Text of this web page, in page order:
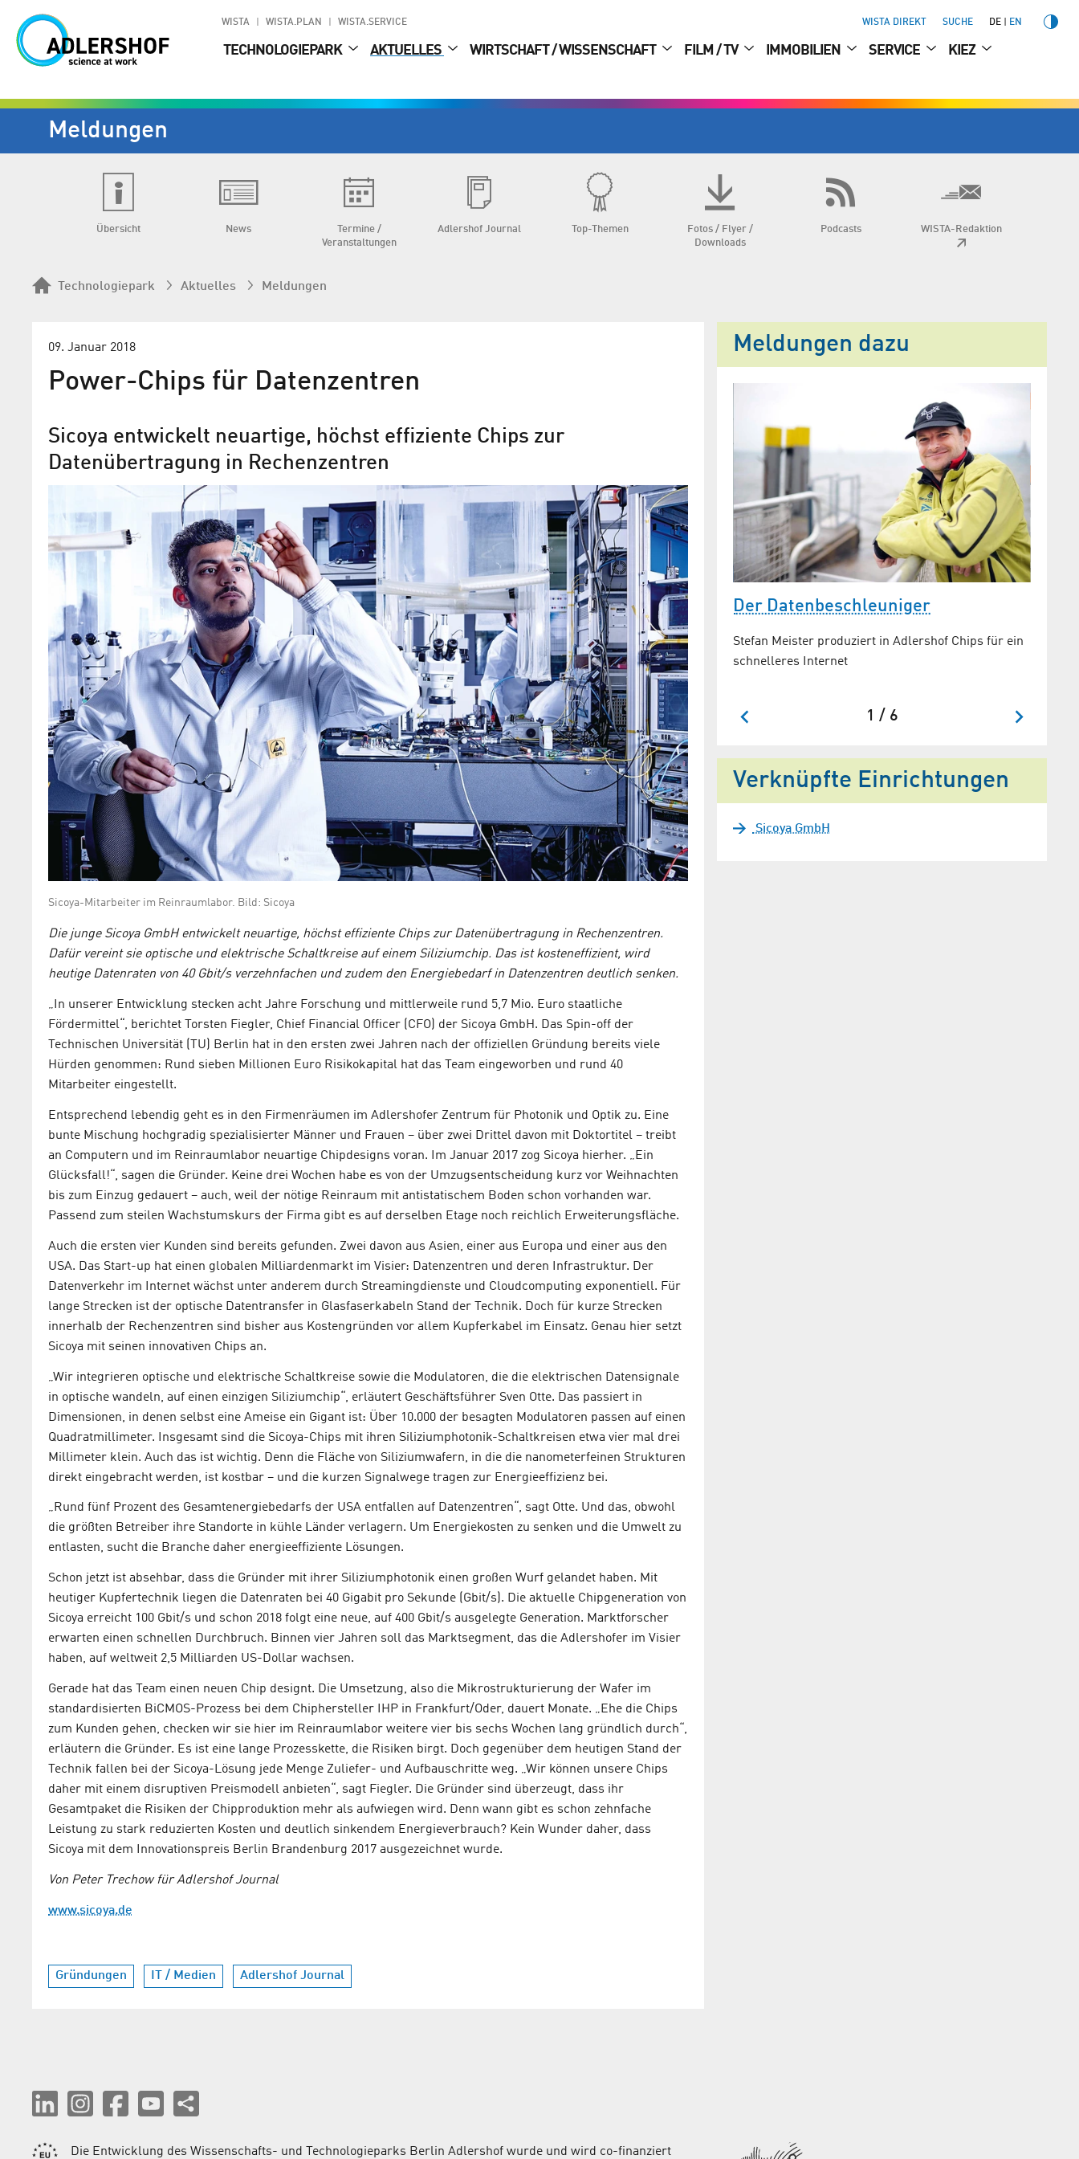
WISTA WISTA.PLAN WISTA.SERVICE WISTA DIREKT SUCHE DE EN
TECHNOLOGIEPARK AKTUELLES WIRTSCHAFT / WISSENSCHAFT FILM / TV IMMOBILIEN SERVICE KIEZ
Meldungen
Übersicht News
Termine /
Veranstaltungen
Adlershof Journal Top-Themen
Fotos / Flyer /
Downloads
Podcasts WISTA-Redaktion
Technologiepark Aktuelles Meldungen
09. Januar 2018
Power-Chips für Datenzentren
Sicoya entwickelt neuartige, höchst effiziente Chips zur
Datenübertragung in Rechenzentren
Sicoya-Mitarbeiter im Reinraumlabor. Bild: Sicoya
Die junge Sicoya GmbH entwickelt neuartige, höchst effiziente Chips zur Datenübertragung in Rechenzentren.
Dafür vereint sie optische und elektrische Schaltkreise auf einem Siliziumchip. Das ist kosteneffizient, wird
heutige Datenraten von 40 Gbit/s verzehnfachen und zudem den Energiebedarf in Datenzentren deutlich senken.
„In unserer Entwicklung stecken acht Jahre Forschung und mittlerweile rund 5,7 Mio. Euro staatliche
Fördermittel“, berichtet Torsten Fiegler, Chief Financial Officer (CFO) der Sicoya GmbH. Das Spin-off der
Technischen Universität (TU) Berlin hat in den ersten zwei Jahren nach der offiziellen Gründung bereits viele
Hürden genommen: Rund sieben Millionen Euro Risikokapital hat das Team eingeworben und rund 40
Mitarbeiter eingestellt.
Entsprechend lebendig geht es in den Firmenräumen im Adlershofer Zentrum für Photonik und Optik zu. Eine
bunte Mischung hochgradig spezialisierter Männer und Frauen – über zwei Drittel davon mit Doktortitel – treibt
an Computern und im Reinraumlabor neuartige Chipdesigns voran. Im Januar 2017 zog Sicoya hierher. „Ein
Glücksfall!“, sagen die Gründer. Keine drei Wochen habe es von der Umzugsentscheidung kurz vor Weihnachten
bis zum Einzug gedauert – auch, weil der nötige Reinraum mit antistatischem Boden schon vorhanden war.
Passend zum steilen Wachstumskurs der Firma gibt es auf derselben Etage noch reichlich Erweiterungsfläche.
Auch die ersten vier Kunden sind bereits gefunden. Zwei davon aus Asien, einer aus Europa und einer aus den
USA. Das Start-up hat einen globalen Milliardenmarkt im Visier: Datenzentren und deren Infrastruktur. Der
Datenverkehr im Internet wächst unter anderem durch Streamingdienste und Cloudcomputing exponentiell. Für
lange Strecken ist der optische Datentransfer in Glasfaserkabeln Stand der Technik. Doch für kurze Strecken
innerhalb der Rechenzentren sind bisher aus Kostengründen vor allem Kupferkabel im Einsatz. Genau hier setzt
Sicoya mit seinen innovativen Chips an.
„Wir integrieren optische und elektrische Schaltkreise sowie die Modulatoren, die die elektrischen Datensignale
in optische wandeln, auf einen einzigen Siliziumchip“, erläutert Geschäftsführer Sven Otte. Das passiert in
Dimensionen, in denen selbst eine Ameise ein Gigant ist: Über 10.000 der besagten Modulatoren passen auf einen
Quadratmillimeter. Insgesamt sind die Sicoya-Chips mit ihren Siliziumphotonik-Schaltkreisen etwa vier mal drei
Millimeter klein. Auch das ist wichtig. Denn die Fläche von Siliziumwafern, in die die nanometerfeinen Strukturen
direkt eingebracht werden, ist kostbar – und die kurzen Signalwege tragen zur Energieeffizienz bei.
„Rund fünf Prozent des Gesamtenergiebedarfs der USA entfallen auf Datenzentren“, sagt Otte. Und das, obwohl
die größten Betreiber ihre Standorte in kühle Länder verlagern. Um Energiekosten zu senken und die Umwelt zu
entlasten, sucht die Branche daher energieeffiziente Lösungen.
Schon jetzt ist absehbar, dass die Gründer mit ihrer Siliziumphotonik einen großen Wurf gelandet haben. Mit
heutiger Kupfertechnik liegen die Datenraten bei 40 Gigabit pro Sekunde (Gbit/s). Die aktuelle Chipgeneration von
Sicoya erreicht 100 Gbit/s und schon 2018 folgt eine neue, auf 400 Gbit/s ausgelegte Generation. Marktforscher
erwarten einen schnellen Durchbruch. Binnen vier Jahren soll das Marktsegment, das die Adlershofer im Visier
haben, auf weltweit 2,5 Milliarden US-Dollar wachsen.
Gerade hat das Team einen neuen Chip designt. Die Umsetzung, also die Mikrostrukturierung der Wafer im
standardisierten BiCMOS-Prozess bei dem Chiphersteller IHP in Frankfurt/Oder, dauert Monate. „Ehe die Chips
zum Kunden gehen, checken wir sie hier im Reinraumlabor weitere vier bis sechs Wochen lang gründlich durch“,
erläutern die Gründer. Es ist eine lange Prozesskette, die Risiken birgt. Doch gegenüber dem heutigen Stand der
Technik fallen bei der Sicoya-Lösung jede Menge Zuliefer- und Aufbauschritte weg. „Wir können unsere Chips
daher mit einem disruptiven Preismodell anbieten“, sagt Fiegler. Die Gründer sind überzeugt, dass ihr
Gesamtpaket die Risiken der Chipproduktion mehr als aufwiegen wird. Denn wann gibt es schon zehnfache
Leistung zu stark reduzierten Kosten und deutlich sinkendem Energieverbrauch? Kein Wunder daher, dass
Sicoya mit dem Innovationspreis Berlin Brandenburg 2017 ausgezeichnet wurde.
Von Peter Trechow für Adlershof Journal
www.sicoya.de
Gründungen IT / Medien Adlershof Journal
Meldungen dazu
Sicoya gewinnt beim „Start Up
Energy Transition Award“
Innovative Geschäftsideen für die Energiewende
ausgezeichnet
Sicoya won the European Photonics
Start-up challenge at Micro
Photonics
Der Datenbeschleuniger
Stefan Meister produziert in Adlershof Chips für ein
schnelleres Internet
1 / 6
Verknüpfte Einrichtungen
Sicoya GmbH
Die Entwicklung des Wissenschafts- und Technologieparks Berlin Adlershof wurde und wird co-finanziert